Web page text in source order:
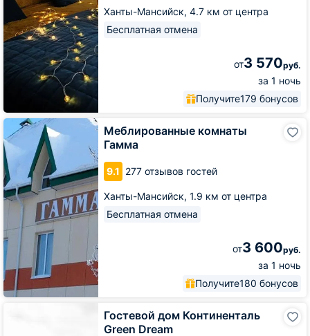
Ханты-Мансийск, 4.7 км от центра
Бесплатная отмена
от3 570руб.
за 1 ночь
Получите179 бонусов
Меблированные комнаты
Гамма
9.1 277 отзывов гостей
Ханты-Мансийск, 1.9 км от центра
Бесплатная отмена
от3 600руб.
за 1 ночь
Получите180 бонусов
Меблированные
комнаты
Гамма
Гостевой дом Континенталь
Green Dream